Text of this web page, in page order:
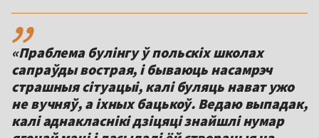
«Праблема булінгу ў польскіх школах
сапраўды вострая, і бываюць насамрэч
страшныя сітуацыі, калі буляць нават ужо
не вучняў, а іхных бацькоў. Ведаю выпадак,
калі аднакласнікі дзіцяці знайшлі нумар